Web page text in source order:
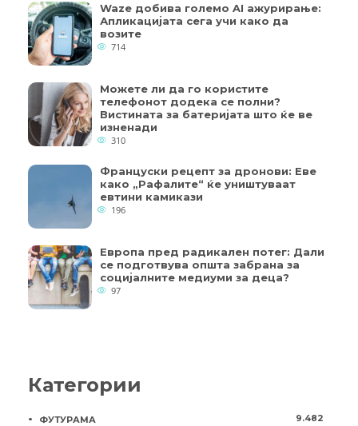
Waze добива големо AI ажурирање:
Апликацијата сега учи како да
возите
714
Можете ли да го користите
телефонот додека се полни?
Вистината за батеријата што ќе ве
изненади
310
Француски рецепт за дронови: Еве
како „Рафалите“ ќе уништуваат
евтини камикази
196
Европа пред радикален потег: Дали
се подготвува општа забрана за
социјалните медиуми за деца?
97
Категории
ФУТУРАМА 9.482